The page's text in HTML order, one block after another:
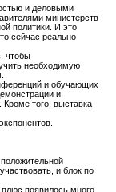
и деловыми
министерств
политики. И это
сейчас реально
чтобы
необходимую
и обучающих
и
того, выставка
и блок по
плюс появилось много